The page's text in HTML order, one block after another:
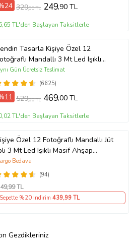
329,00 TL 249,90 TL
TL'den Başlayan Taksitlerle
Tasarla Kişiye Özel 12
Mandallı 3 Mt Led Işıklı
Ahşap Fotoğraf Çerçeve Askısı
(6625)
Gün Ücretsiz Teslimat
529,00 TL 469,00 TL
TL'den Başlayan Taksitlerle
Özel 12 Fotoğraflı Mandallı Jüt
3 Mt Led Işıklı Masif Ahşap
Çerçevesi
(94)
Bedava
,99 TL
Sepette %20 İndirim 439,99 TL
Gezdikleriniz